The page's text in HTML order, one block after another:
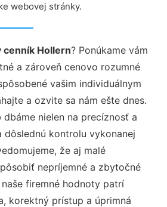
webovej stránky.
cenník Hollern? Ponúkame vám
a zároveň cenovo rozumné
vašim individuálnym
a ozvite sa nám ešte dnes.
dbáme nielen na precíznosť a
dôslednú kontrolu vykonanej
že aj malé
nepríjemné a zbytočné
firemné hodnoty patrí
korektný prístup a úprimná